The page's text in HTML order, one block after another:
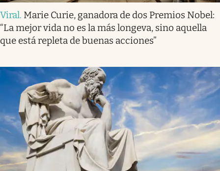
Viral. Marie Curie, ganadora de dos Premios Nobel:
“La mejor vida no es la más longeva, sino aquella
que está repleta de buenas acciones”